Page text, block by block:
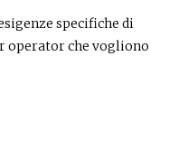
specifiche di
operator che vogliono